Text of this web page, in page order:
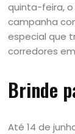
quinta-feira,
campanha
especial que
corredores
Brinde
Até 14 de